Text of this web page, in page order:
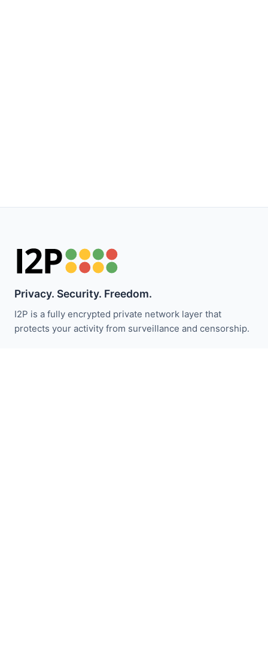
Privacy. Security. Freedom.
I2P is a fully encrypted private network layer that
protects your activity from surveillance and censorship.